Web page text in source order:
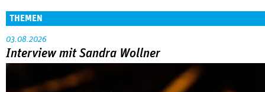
THEMEN
03.08.2026
Interview mit Sandra Wollner